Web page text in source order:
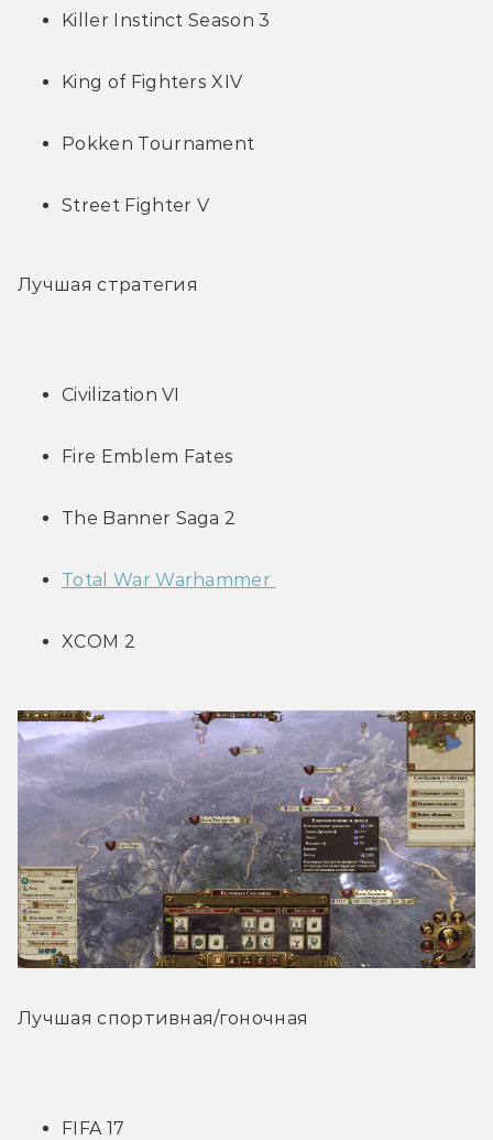
Killer Instinct Season 3
King of Fighters XIV
Pokken Tournament
Street Fighter V
Лучшая стратегия
Civilization VI
Fire Emblem Fates
The Banner Saga 2
Total War Warhammer
XCOM 2
Лучшая спортивная/гоночная
FIFA 17